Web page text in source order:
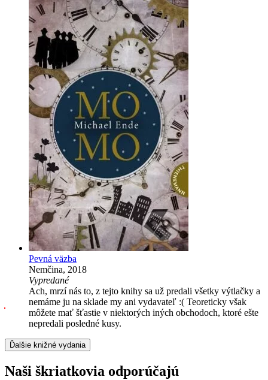
Pevná väzba
Nemčina, 2018
Vypredané
Ach, mrzí nás to, z tejto knihy sa už predali všetky výtlačky a
nemáme ju na sklade my ani vydavateľ :( Teoreticky však
môžete mať šťastie v niektorých iných obchodoch, ktoré ešte
nepredali posledné kusy.
Ďalšie knižné vydania
Naši škriatkovia odporúčajú